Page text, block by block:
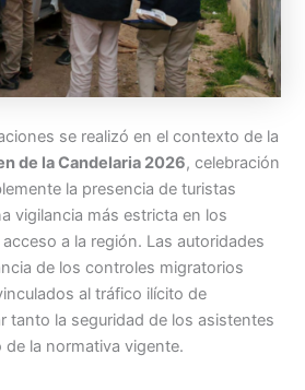
se realizó en el contexto de la
de la Candelaria 2026, celebración
la presencia de turistas
vigilancia más estricta en los
a la región. Las autoridades
de los controles migratorios
al tráfico ilícito de
tanto la seguridad de los asistentes
la normativa vigente.